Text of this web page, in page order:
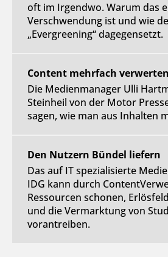
oft im Irgendwo. Warum das
Verschwendung ist und wie
„Evergreening“ dagegensetzt.
Content mehrfach verwerten
Die Medienmanager Ulli
Steinheil von der Motor
sagen, wie man aus Inhalten
Den Nutzern Bündel liefern
Das auf IT spezialisierte
IDG kann durch
Ressourcen schonen,
und die Vermarktung von
vorantreiben.